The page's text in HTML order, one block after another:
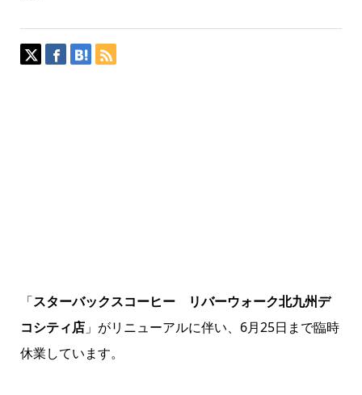
「スターバックスコーヒー リバーウォーク北九州デ
コシティ店」がリニューアルに伴い、6月25日まで臨時
休業しています。